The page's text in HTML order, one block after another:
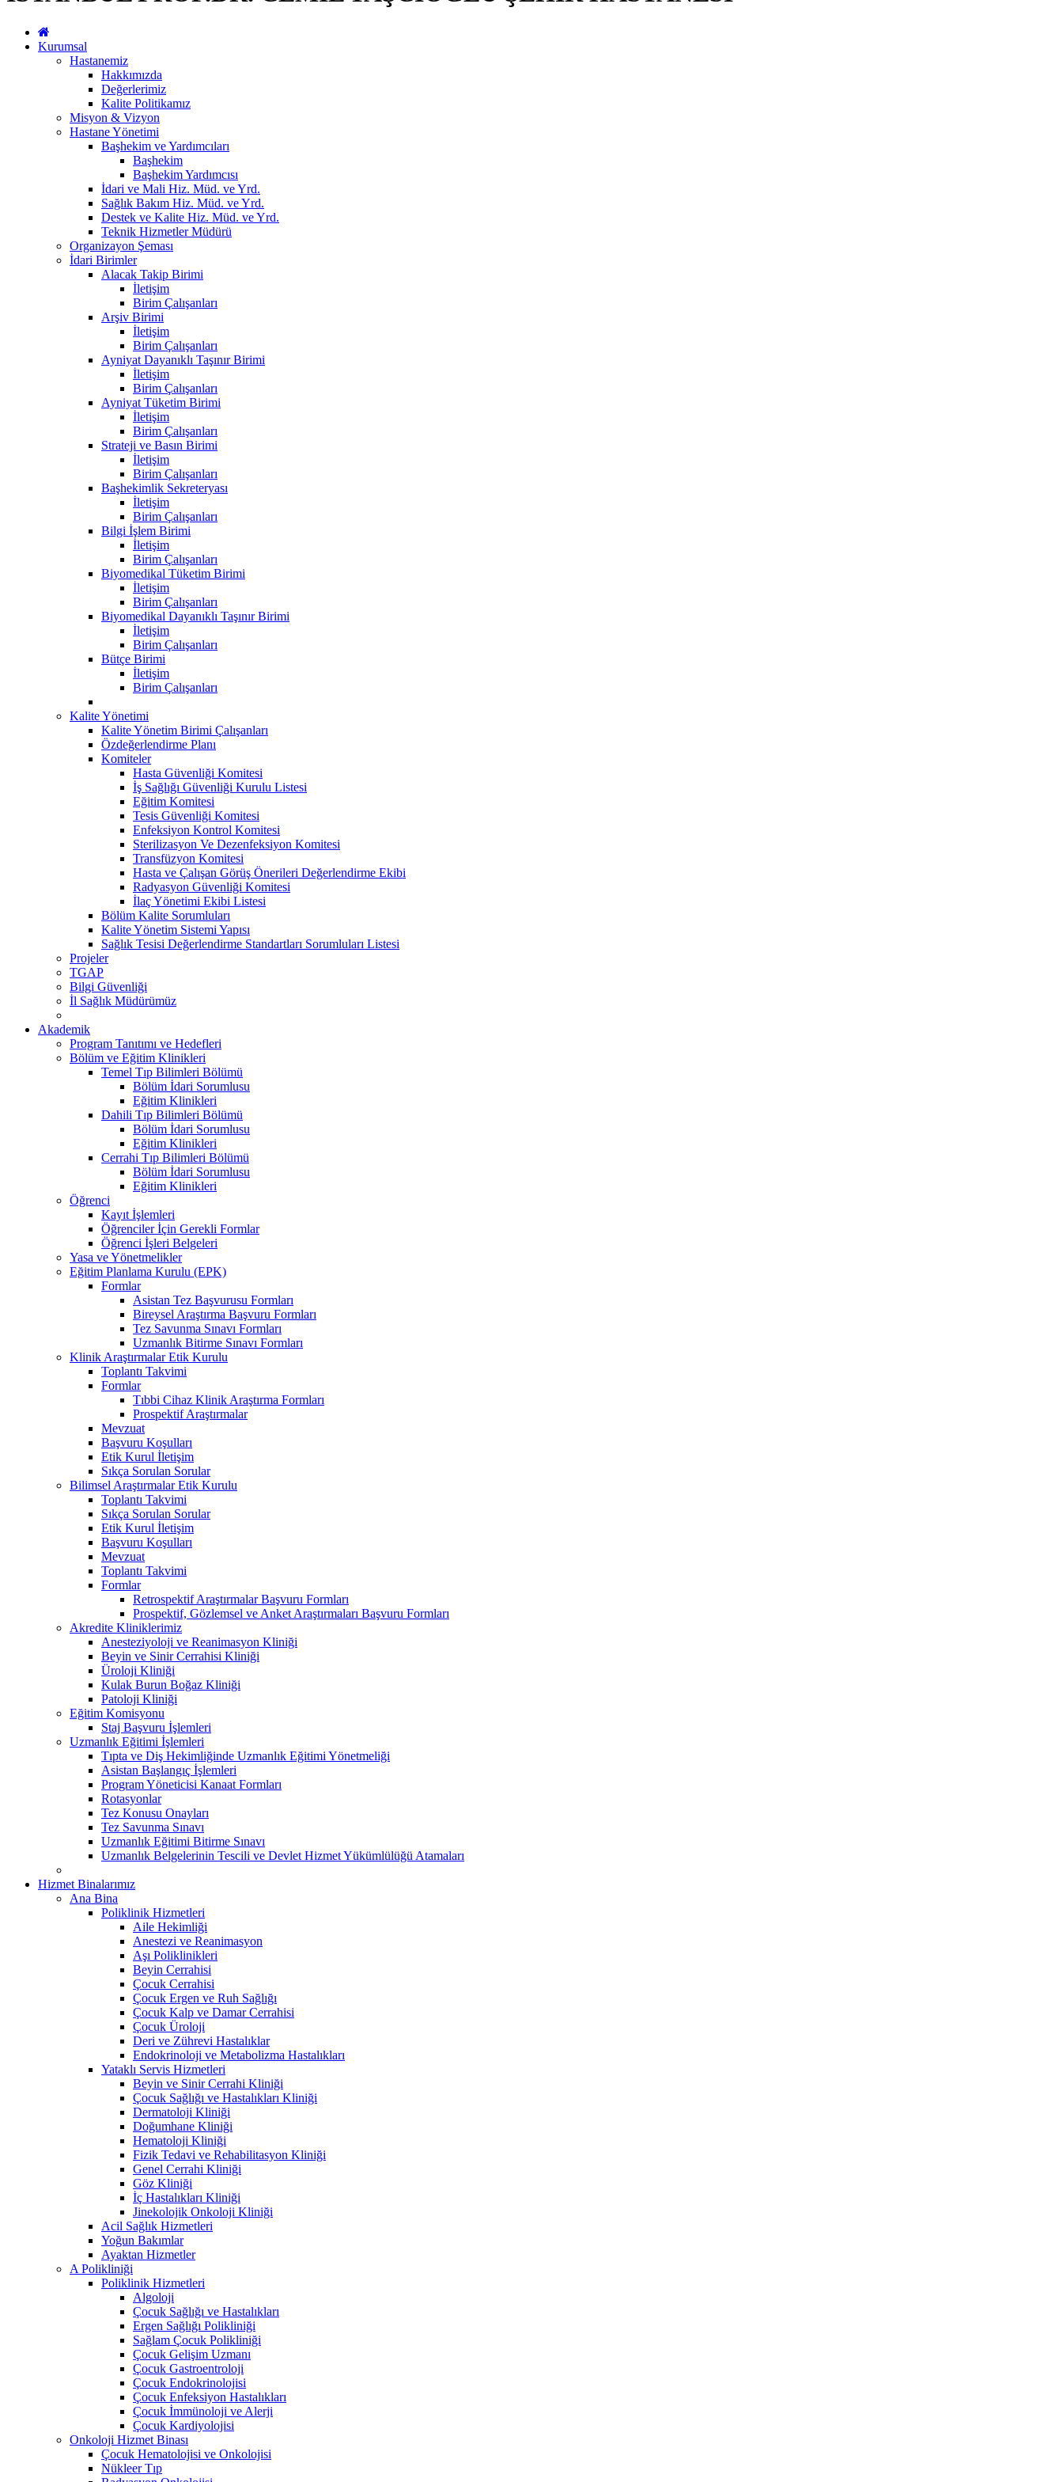
Kurumsal
Hastanemiz
Hakkımızda
Değerlerimiz
Kalite Politikamız
Misyon & Vizyon
Hastane Yönetimi
Başhekim ve Yardımcıları
Başhekim
Başhekim Yardımcısı
İdari ve Mali Hiz. Müd. ve Yrd.
Sağlık Bakım Hiz. Müd. ve Yrd.
Destek ve Kalite Hiz. Müd. ve Yrd.
Teknik Hizmetler Müdürü
Organizayon Şeması
İdari Birimler
Alacak Takip Birimi
İletişim
Birim Çalışanları
Arşiv Birimi
İletişim
Birim Çalışanları
Ayniyat Dayanıklı Taşınır Birimi
İletişim
Birim Çalışanları
Ayniyat Tüketim Birimi
İletişim
Birim Çalışanları
Strateji ve Basın Birimi
İletişim
Birim Çalışanları
Başhekimlik Sekreteryası
İletişim
Birim Çalışanları
Bilgi İşlem Birimi
İletişim
Birim Çalışanları
Biyomedikal Tüketim Birimi
İletişim
Birim Çalışanları
Biyomedikal Dayanıklı Taşınır Birimi
İletişim
Birim Çalışanları
Bütçe Birimi
İletişim
Birim Çalışanları
Kalite Yönetimi
Kalite Yönetim Birimi Çalışanları
Özdeğerlendirme Planı
Komiteler
Hasta Güvenliği Komitesi
İş Sağlığı Güvenliği Kurulu Listesi
Eğitim Komitesi
Tesis Güvenliği Komitesi
Enfeksiyon Kontrol Komitesi
Sterilizasyon Ve Dezenfeksiyon Komitesi
Transfüzyon Komitesi
Hasta ve Çalışan Görüş Önerileri Değerlendirme Ekibi
Radyasyon Güvenliği Komitesi
İlaç Yönetimi Ekibi Listesi
Bölüm Kalite Sorumluları
Kalite Yönetim Sistemi Yapısı
Sağlık Tesisi Değerlendirme Standartları Sorumluları Listesi
Projeler
TGAP
Bilgi Güvenliği
İl Sağlık Müdürümüz
Akademik
Program Tanıtımı ve Hedefleri
Bölüm ve Eğitim Klinikleri
Temel Tıp Bilimleri Bölümü
Bölüm İdari Sorumlusu
Eğitim Klinikleri
Dahili Tıp Bilimleri Bölümü
Bölüm İdari Sorumlusu
Eğitim Klinikleri
Cerrahi Tıp Bilimleri Bölümü
Bölüm İdari Sorumlusu
Eğitim Klinikleri
Öğrenci
Kayıt İşlemleri
Öğrenciler İçin Gerekli Formlar
Öğrenci İşleri Belgeleri
Yasa ve Yönetmelikler
Eğitim Planlama Kurulu (EPK)
Formlar
Asistan Tez Başvurusu Formları
Bireysel Araştırma Başvuru Formları
Tez Savunma Sınavı Formları
Uzmanlık Bitirme Sınavı Formları
Klinik Araştırmalar Etik Kurulu
Toplantı Takvimi
Formlar
Tıbbi Cihaz Klinik Araştırma Formları
Prospektif Araştırmalar
Mevzuat
Başvuru Koşulları
Etik Kurul İletişim
Sıkça Sorulan Sorular
Bilimsel Araştırmalar Etik Kurulu
Toplantı Takvimi
Sıkça Sorulan Sorular
Etik Kurul İletişim
Başvuru Koşulları
Mevzuat
Toplantı Takvimi
Formlar
Retrospektif Araştırmalar Başvuru Formları
Prospektif, Gözlemsel ve Anket Araştırmaları Başvuru Formları
Akredite Kliniklerimiz
Anesteziyoloji ve Reanimasyon Kliniği
Beyin ve Sinir Cerrahisi Kliniği
Üroloji Kliniği
Kulak Burun Boğaz Kliniği
Patoloji Kliniği
Eğitim Komisyonu
Staj Başvuru İşlemleri
Uzmanlık Eğitimi İşlemleri
Tıpta ve Diş Hekimliğinde Uzmanlık Eğitimi Yönetmeliği
Asistan Başlangıç İşlemleri
Program Yöneticisi Kanaat Formları
Rotasyonlar
Tez Konusu Onayları
Tez Savunma Sınavı
Uzmanlık Eğitimi Bitirme Sınavı
Uzmanlık Belgelerinin Tescili ve Devlet Hizmet Yükümlülüğü Atamaları
Hizmet Binalarımız
Ana Bina
Poliklinik Hizmetleri
Aile Hekimliği
Anestezi ve Reanimasyon
Aşı Poliklinikleri
Beyin Cerrahisi
Çocuk Cerrahisi
Çocuk Ergen ve Ruh Sağlığı
Çocuk Kalp ve Damar Cerrahisi
Çocuk Üroloji
Deri ve Zührevi Hastalıklar
Endokrinoloji ve Metabolizma Hastalıkları
Yataklı Servis Hizmetleri
Beyin ve Sinir Cerrahi Kliniği
Çocuk Sağlığı ve Hastalıkları Kliniği
Dermatoloji Kliniği
Doğumhane Kliniği
Hematoloji Kliniği
Fizik Tedavi ve Rehabilitasyon Kliniği
Genel Cerrahi Kliniği
Göz Kliniği
İç Hastalıkları Kliniği
Jinekolojik Onkoloji Kliniği
Acil Sağlık Hizmetleri
Yoğun Bakımlar
Ayaktan Hizmetler
A Polikliniği
Poliklinik Hizmetleri
Algoloji
Çocuk Sağlığı ve Hastalıkları
Ergen Sağlığı Polikliniği
Sağlam Çocuk Polikliniği
Çocuk Gelişim Uzmanı
Çocuk Gastroentroloji
Çocuk Endokrinolojisi
Çocuk Enfeksiyon Hastalıkları
Çocuk İmmünoloji ve Alerji
Çocuk Kardiyolojisi
Onkoloji Hizmet Binası
Çocuk Hematolojisi ve Onkolojisi
Nükleer Tıp